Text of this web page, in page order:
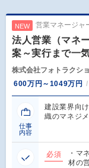
NEW 営業マネージャ
法人営業（マネ
案～実行まで一
株式会社フォトラクシ
600万円～1049万円
仕事
内容
建設業界向
織のマネジ
必須
・マ
材の